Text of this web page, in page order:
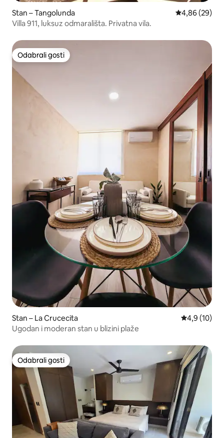
Stan – Tangolunda Prosječna
4,86 (29)
Villa 911, luksuz odmarališta. Privatna vila.
Odabrali gosti
Odabrali gosti
Stan – La Crucecita Prosječna
4,9 (10)
Ugodan i moderan stan u blizini plaže
Odabrali gosti
Odabrali gosti